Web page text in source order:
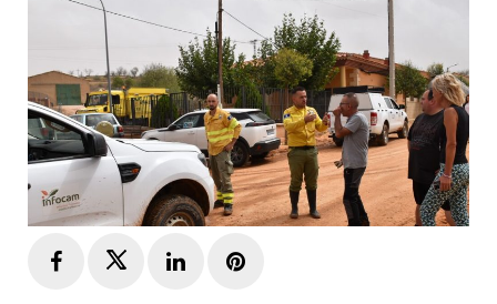
FacebookTwitterLinkedInPinterest